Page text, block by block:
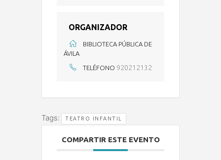
ORGANIZADOR
BIBLIOTECA PÚBLICA DE
ÁVILA
TELÉFONO 920212132
Tags: TEATRO INFANTIL
COMPARTIR ESTE EVENTO